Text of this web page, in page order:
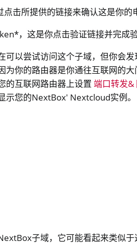
击所提供的链接来确认这是你的
，这是你点击验证链接并完成验
可以尝试访问这个子域，但你会
为你的路由器是你通往互联网的
的互联网路由器上设置 端口转发&
示您的NextBox' Nextcloud实例。
子域，它可能看起来类似于